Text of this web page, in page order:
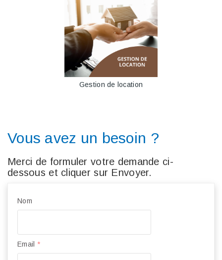
Gestion de location
Vous avez un besoin ?
Merci de formuler votre demande ci-
dessous et cliquer sur Envoyer.
Nom
Email *